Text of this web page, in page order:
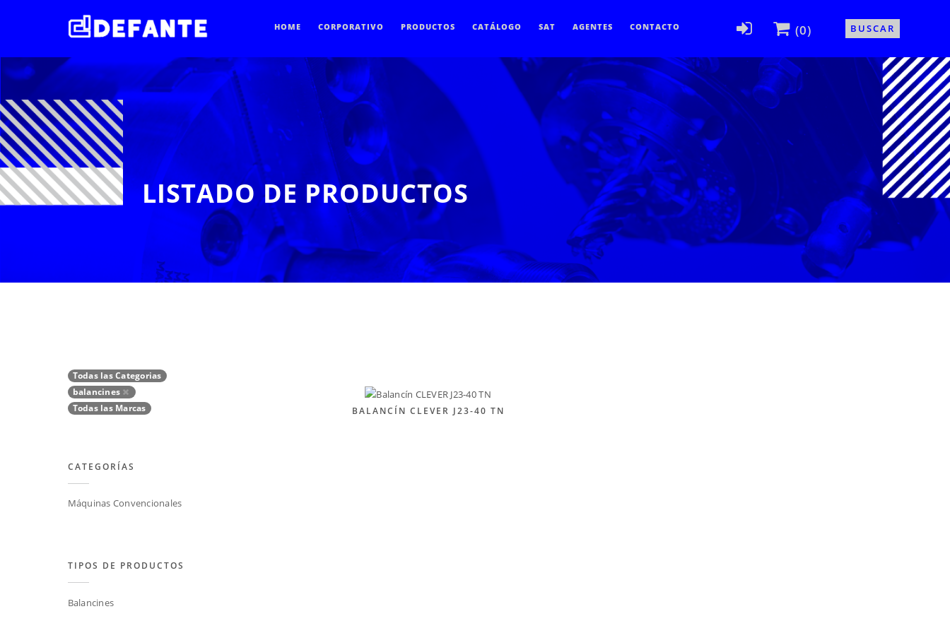
BUSCAR
(0)
HOME CORPORATIVO PRODUCTOS CATÁLOGO SAT AGENTES CONTACTO
LISTADO DE PRODUCTOS
Todas las Categorias
balancines
Todas las Marcas
CATEGORÍAS
Máquinas Convencionales
TIPOS DE PRODUCTOS
Balancines
BALANCÍN CLEVER J23-40 TN